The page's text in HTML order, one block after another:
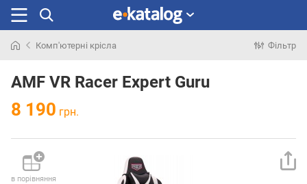
раніше
Комп'ютерні крісла Фільтр
AMF VR Racer Expert Guru
8 190 грн.
в порівняння